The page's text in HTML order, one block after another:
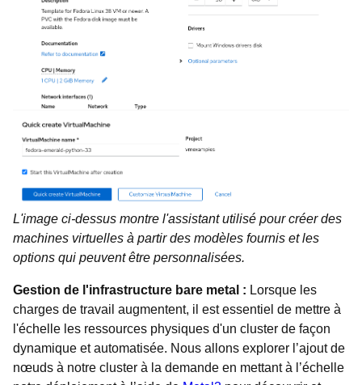
L'image ci-dessus montre l'assistant utilisé pour créer des
machines virtuelles à partir des modèles fournis et les
options qui peuvent être personnalisées.
Gestion de l'infrastructure bare metal : Lorsque les
charges de travail augmentent, il est essentiel de mettre à
l'échelle les ressources physiques d'un cluster de façon
dynamique et automatisée. Nous allons explorer l’ajout de
nœuds à notre cluster à la demande en mettant à l’échelle